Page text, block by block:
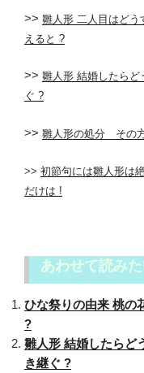
>> 雛人形 二人目はど
えると ?
>> 雛人形 結婚したら
ぐ ?
>> 雛人形の処分 その
>> 初節句には雛人形は
だけは !
あわせて読み
ひな祭りの由来 桃の
?
雛人形 結婚したらど
き継ぐ ?